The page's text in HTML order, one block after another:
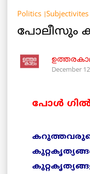
Politics Subjectivites
പോലീസും
December
പോള്‍